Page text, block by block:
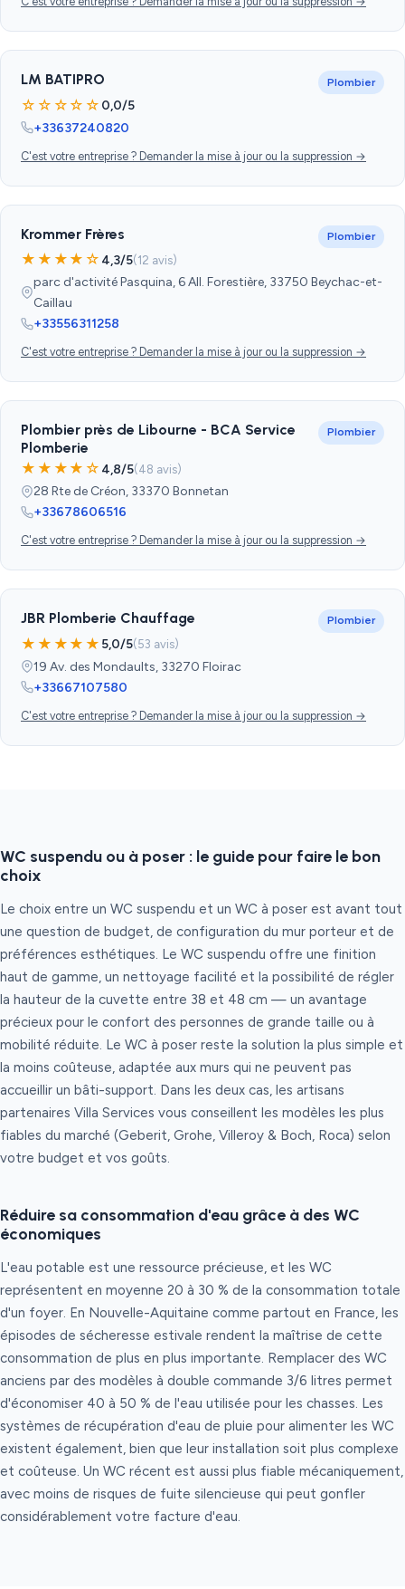
LM BATIPRO Plombier
☆☆☆☆☆ 0,0/5
+33637240820
C'est votre entreprise ? Demander la mise à jour ou la suppression →
Krommer Frères Plombier
★★★★☆ 4,3/5(12 avis)
parc d'activité Pasquina, 6 All. Forestière, 33750 Beychac-et-
Caillau
+33556311258
C'est votre entreprise ? Demander la mise à jour ou la suppression →
Plombier près de Libourne - BCA Service
Plomberie
Plombier
★★★★☆ 4,8/5(48 avis)
28 Rte de Créon, 33370 Bonnetan
+33678606516
C'est votre entreprise ? Demander la mise à jour ou la suppression →
JBR Plomberie Chauffage Plombier
★★★★★ 5,0/5(53 avis)
19 Av. des Mondaults, 33270 Floirac
+33667107580
C'est votre entreprise ? Demander la mise à jour ou la suppression →
WC suspendu ou à poser : le guide pour faire le bon
choix
Le choix entre un WC suspendu et un WC à poser est avant tout
une question de budget, de configuration du mur porteur et de
préférences esthétiques. Le WC suspendu offre une finition
haut de gamme, un nettoyage facilité et la possibilité de régler
la hauteur de la cuvette entre 38 et 48 cm — un avantage
précieux pour le confort des personnes de grande taille ou à
mobilité réduite. Le WC à poser reste la solution la plus simple et
la moins coûteuse, adaptée aux murs qui ne peuvent pas
accueillir un bâti-support. Dans les deux cas, les artisans
partenaires Villa Services vous conseillent les modèles les plus
fiables du marché (Geberit, Grohe, Villeroy & Boch, Roca) selon
votre budget et vos goûts.
Réduire sa consommation d'eau grâce à des WC
économiques
L'eau potable est une ressource précieuse, et les WC
représentent en moyenne 20 à 30 % de la consommation totale
d'un foyer. En Nouvelle-Aquitaine comme partout en France, les
épisodes de sécheresse estivale rendent la maîtrise de cette
consommation de plus en plus importante. Remplacer des WC
anciens par des modèles à double commande 3/6 litres permet
d'économiser 40 à 50 % de l'eau utilisée pour les chasses. Les
systèmes de récupération d'eau de pluie pour alimenter les WC
existent également, bien que leur installation soit plus complexe
et coûteuse. Un WC récent est aussi plus fiable mécaniquement,
avec moins de risques de fuite silencieuse qui peut gonfler
considérablement votre facture d'eau.